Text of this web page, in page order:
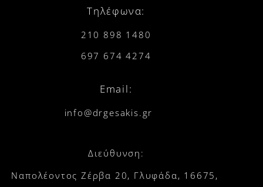
Τηλέφωνα:
210 898 1480
697 674 4274
Email:
info@drgesakis.gr
Διεύθυνση:
Ναπολέοντος Ζέρβα 20, Γλυφάδα, 16675,